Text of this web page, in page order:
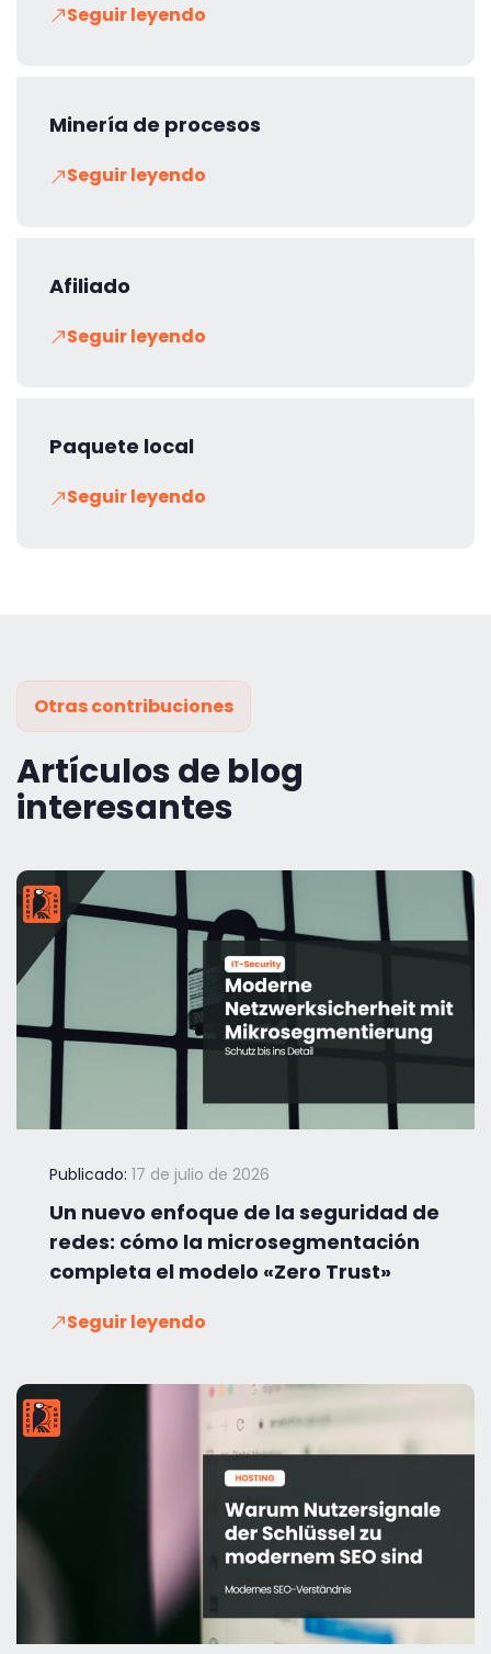
Seguir leyendo
Minería de procesos
Seguir leyendo
Afiliado
Seguir leyendo
Paquete local
Seguir leyendo
Otras contribuciones
Artículos de blog
interesantes
Publicado: 17 de julio de 2026
Un nuevo enfoque de la seguridad de
redes: cómo la microsegmentación
completa el modelo «Zero Trust»
Seguir leyendo